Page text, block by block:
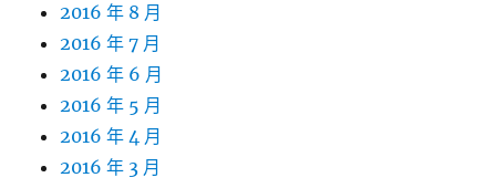
2016 年 8 月
2016 年 7 月
2016 年 6 月
2016 年 5 月
2016 年 4 月
2016 年 3 月